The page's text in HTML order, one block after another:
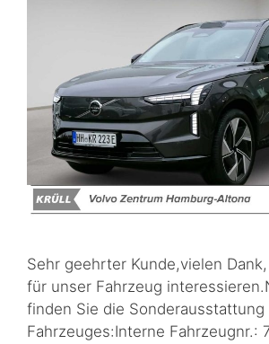
Sehr geehrter Kunde,vielen
für unser Fahrzeug
finden Sie die Sonderausstattung
Fahrzeuges:Interne Fahrzeugnr.: